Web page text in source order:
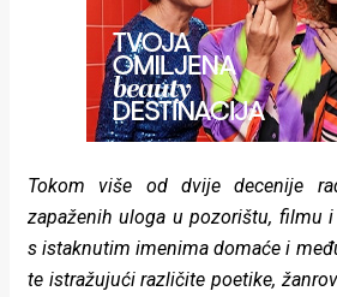
Tokom više od dvije decenije
zapaženih uloga u pozorištu, filmu
s istaknutim imenima domaće i
te istražujući različite poetike,